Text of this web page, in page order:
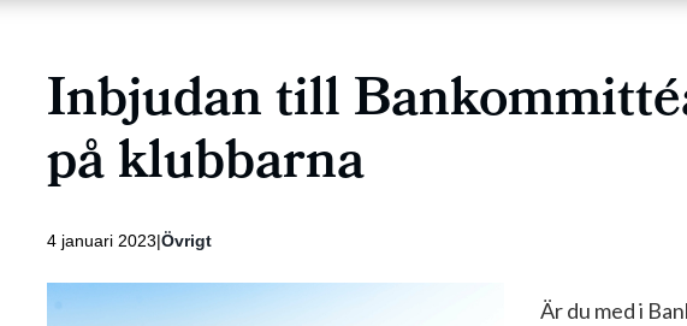
Inbjudan till
på klubbarna
4 januari 2023 Övrigt
Är du med i